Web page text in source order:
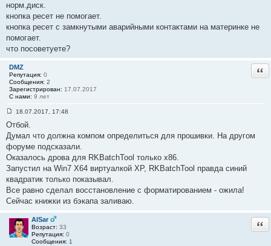
норм.диск.
кнопка ресет не помогает.
кнопка ресет с замкнутыми аварийными контактами на материнке не
помогает.
что посоветуете?
DMZ
Репутация: 0
Сообщения: 2
Зарегистрирован: 17.07.2017
С нами: 9 лет
о
б
щ
н
и
#
1
4
18.07.2017, 17:48
Отбой.
Думал что должна компом определиться для прошивки. На другом
форуме подсказали.
Оказалось дрова для RKBatchTool только x86.
Запустил на Win7 X64 виртуалкой XP, RKBatchTool правда синий
квадратик только показывал.
Все равно сделал восстановление с форматированием - ожила!
Сейчас книжки из бэкапа заливаю.
AlSar
Возраст: 33
Репутация: 0
Сообщения: 1